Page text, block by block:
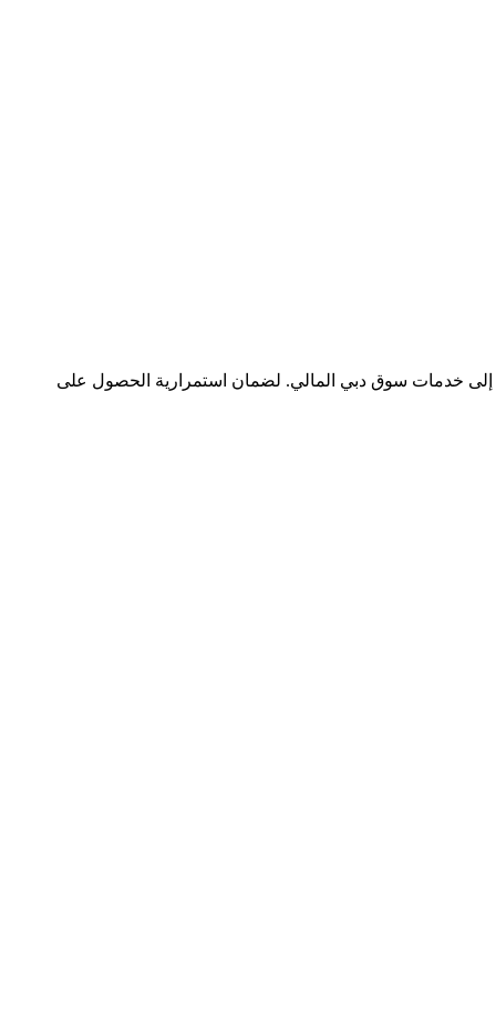
إلى خدمات سوق دبي المالي. لضمان استمرارية الحصول على